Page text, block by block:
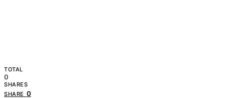
TOTAL
0
SHARES
SHARE 0